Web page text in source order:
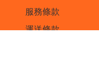
服務條款
運送條款